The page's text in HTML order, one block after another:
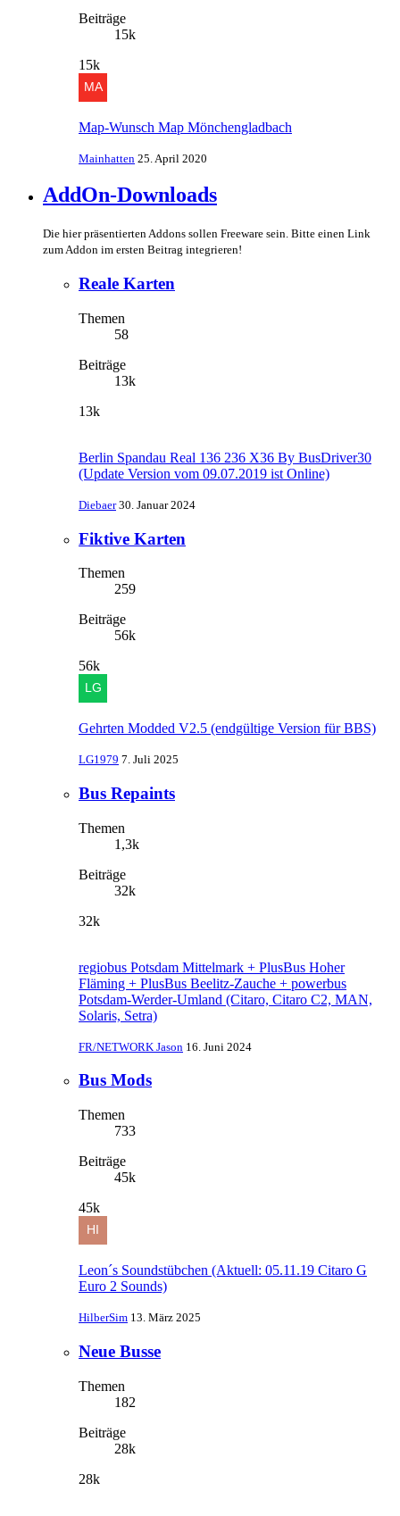
Beiträge
15k
15k
Map-Wunsch Map Mönchengladbach
Mainhatten 25. April 2020
AddOn-Downloads
Die hier präsentierten Addons sollen Freeware sein. Bitte einen Link
zum Addon im ersten Beitrag integrieren!
Reale Karten
Themen
58
Beiträge
13k
13k
Berlin Spandau Real 136 236 X36 By BusDriver30
(Update Version vom 09.07.2019 ist Online)
Diebaer 30. Januar 2024
Fiktive Karten
Themen
259
Beiträge
56k
56k
Gehrten Modded V2.5 (endgültige Version für BBS)
LG1979 7. Juli 2025
Bus Repaints
Themen
1,3k
Beiträge
32k
32k
regiobus Potsdam Mittelmark + PlusBus Hoher
Fläming + PlusBus Beelitz-Zauche + powerbus
Potsdam-Werder-Umland (Citaro, Citaro C2, MAN,
Solaris, Setra)
FR/NETWORK Jason 16. Juni 2024
Bus Mods
Themen
733
Beiträge
45k
45k
Leon´s Soundstübchen (Aktuell: 05.11.19 Citaro G
Euro 2 Sounds)
HilberSim 13. März 2025
Neue Busse
Themen
182
Beiträge
28k
28k